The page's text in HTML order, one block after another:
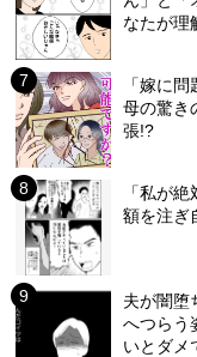
なたが理
「嫁に
母の驚き
張!?
「私が
額を注ぎ
夫が闇堕
へつらう
いとダメ